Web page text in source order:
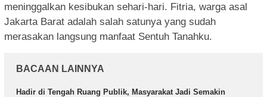
meninggalkan kesibukan sehari-hari. Fitria, warga asal
Jakarta Barat adalah salah satunya yang sudah
merasakan langsung manfaat Sentuh Tanahku.
BACAAN LAINNYA
Hadir di Tengah Ruang Publik, Masyarakat Jadi Semakin